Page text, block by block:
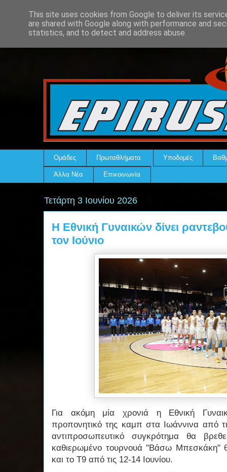
Ομάδες Πρωταθλήματα Υποδομές
Άλλα Νέα Επικοινωνία
Τετάρτη 3 Ιουνίου 2026
Η Εθνική Γυναικών δίνει
τον Ιούνιο
Για ακόμη μία χρονιά η Εθνική
προπονητικό της καμπ στα Ιωάννινα από
αντιπροσωπευτικό συγκρότημα θα
καθιερωμένο τουρνουά "Βάσω Μπεσκάκη"
και το Τ9 από τις 12-14 Ιουνίου.
This site uses cookies from Google to deliver its
are shared with Google along with performance and
statistics, and to detect and address abuse.